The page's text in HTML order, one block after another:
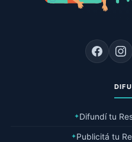
✦Difundí tu
✦Publicitá tu